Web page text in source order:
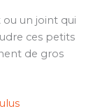
ou un joint qui
ces petits
de gros